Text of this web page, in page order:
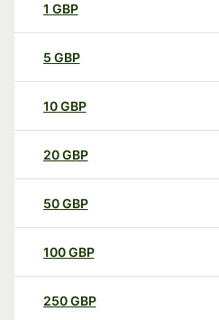
1 GBP
5 GBP
10GBP
20GBP
50GBP
100GBP
250GBP